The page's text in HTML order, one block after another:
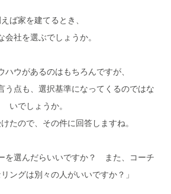
ば家を建てるとき、
会社を選ぶでしょうか。
ハウがあるのはもちろんですが、
う点も、選択基準になってくるのではな
いでしょうか。
たので、その件に回答しますね。
を選んだらいいですか？ また、コーチ
ングは別々の人がいいですか？」